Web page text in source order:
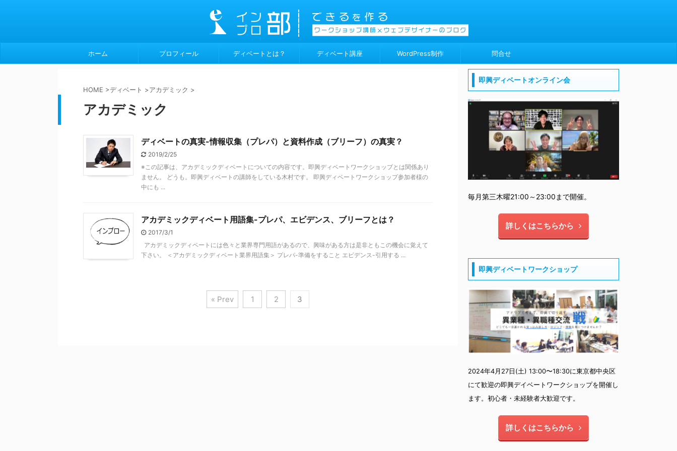
ホーム プロフィール ディベートとは？ ディベート講座 WordPress制作 問合せ
HOME >ディベート >アカデミック >
アカデミック
ディベートの真実-情報収集（プレパ）と資料作成（ブリーフ）の真実？
2019/2/25
※この記事は、アカデミックディベートについての内容です。即興ディベートワークショップとは関係あり
ません。 どうも。即興ディベートの講師をしている木村です。 即興ディベートワークショップ参加者様の
中にも ...
アカデミックディベート用語集-プレパ、エビデンス、ブリーフとは？
2017/3/1
アカデミックディベートには色々と業界専門用語があるので、興味がある方は是非ともこの機会に覚えて
下さい。 ＜アカデミックディベート業界用語集＞ プレパ-準備をすること エビデンス-引用する ...
« Prev 1 2 3
即興ディベートオンライン会
毎月第三木曜21:00～23:00まで開催。
詳しくはこちらから
即興ディベートワークショップ
2024年4月27日(土) 13:00〜18:30に東京都中央区
にて歓迎の即興デイベートワークショップを開催し
ます。初心者・未経験者大歓迎です。
詳しくはこちらから